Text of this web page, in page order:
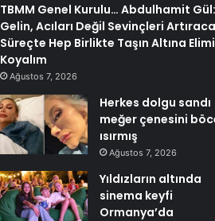
TBMM Genel Kurulu… Abdulhamit Gül:
Gelin, Acıları Değil Sevinçleri
Süreçte Hep Birlikte Taşın Altına
Koyalım
Ağustos 7, 2026
Herkes dolgu sandı
meğer çenesini
ısırmış
Ağustos 7, 2026
Yıldızların altında
sinema keyfi
Ormanya’da